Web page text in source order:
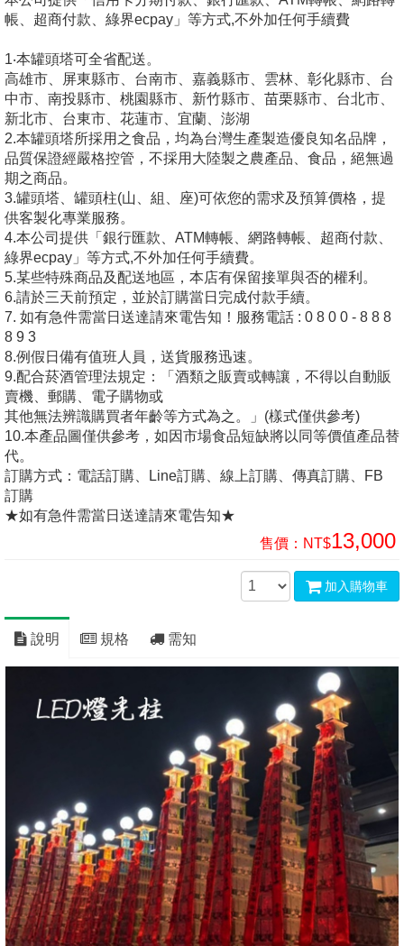
帳、超商付款、綠界ecpay」等方式,不外加任何手續費
1‧本罐頭塔可全省配送。
高雄市、屏東縣市、台南市、嘉義縣市、雲林、彰化縣市、台
中市、南投縣市、桃園縣市、新竹縣市、苗栗縣市、台北市、
新北市、台東市、花蓮市、宜蘭、澎湖
2.本罐頭塔所採用之食品，均為台灣生產製造優良知名品牌，
品質保證經嚴格控管，不採用大陸製之農產品、食品，絕無過
期之商品。
3.罐頭塔、罐頭柱(山、組、座)可依您的需求及預算價格，提
供客製化專業服務。
4.本公司提供「銀行匯款、ATM轉帳、網路轉帳、超商付款、
綠界ecpay」等方式,不外加任何手續費。
5.某些特殊商品及配送地區，本店有保留接單與否的權利。
6.請於三天前預定，並於訂購當日完成付款手續。
7. 如有急件需當日送達請來電告知！服務電話 : 0 8 0 0 - 8 8 8
8 9 3
8.例假日備有值班人員，送貨服務迅速。
9.配合菸酒管理法規定：「酒類之販賣或轉讓，不得以自動販
賣機、郵購、電子購物或
其他無法辨識購買者年齡等方式為之。」(樣式僅供參考)
10.本產品圖僅供參考，如因市場食品短缺將以同等價值產品替
代。
訂購方式：電話訂購、Line訂購、線上訂購、傳真訂購、FB
訂購
★如有急件需當日送達請來電告知★
售價： NT$13,000
加入購物車
說明 規格 需知